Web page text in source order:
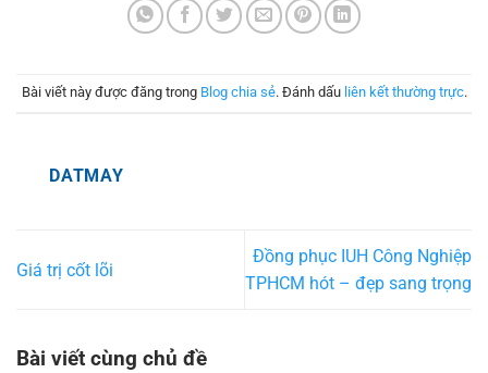
Bài viết này được đăng trong Blog chia sẻ. Đánh dấu liên kết thường trực.
DATMAY
Giá trị cốt lõi
Đồng phục IUH Công Nghiệp
TPHCM hót – đẹp sang trọng
Bài viết cùng chủ đề